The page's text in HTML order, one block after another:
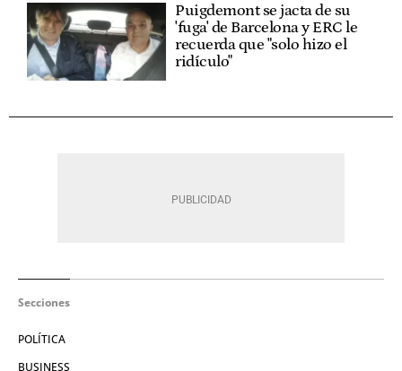
Puigdemont se jacta de su
'fuga' de Barcelona y ERC le
recuerda que "solo hizo el
ridículo"
Secciones
POLÍTICA
BUSINESS